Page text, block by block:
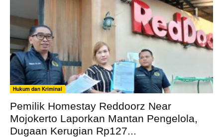
Hukum dan Kriminal
Pemilik Homestay Reddoorz Near
Mojokerto Laporkan Mantan Pengelola,
Dugaan Kerugian Rp127...